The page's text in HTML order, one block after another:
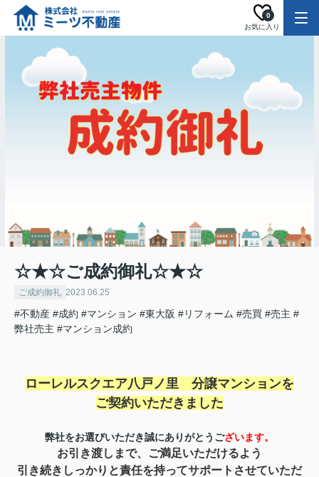
お気に入り
0
☆★☆ご成約御礼☆★☆
ご成約御礼 2023.06.25
#不動産 #成約 #マンション #東大阪 #リフォーム #売買 #売主 #
弊社売主 #マンション成約
ローレルスクエア八戸ノ里 分譲マンションを
ご契約いただきました
弊社をお選びいただき誠にありがとうございます。
お引き渡しまで、ご満足いただけるよう
引き続きしっかりと責任を持ってサポートさせていただ